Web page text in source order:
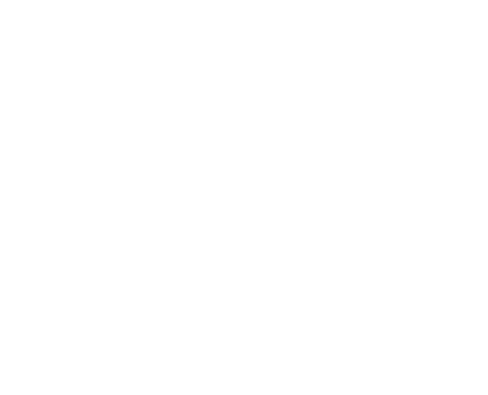
Navigator, passage de données, tabs, side
Défis navigation : créer une
TP guidé : Hero animation
Mise en situation : créer une